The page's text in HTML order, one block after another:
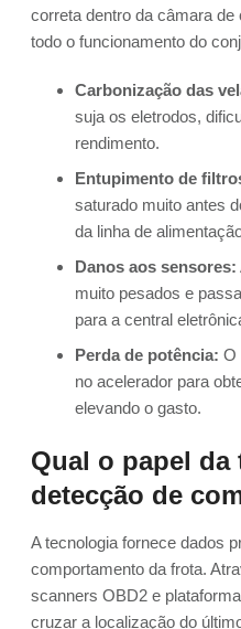
correta dentro da câmara
todo o funcionamento do
Carbonização das
suja os eletrodos,
rendimento.
Entupimento de
saturado muito antes
da linha de
Danos aos sensores:
muito pesados e
para a central
Perda de potência: O
no acelerador para
elevando o gasto.
Qual o papel
detecção de
A tecnologia fornece dados
comportamento da frota.
scanners OBD2 e
cruzar a localização do